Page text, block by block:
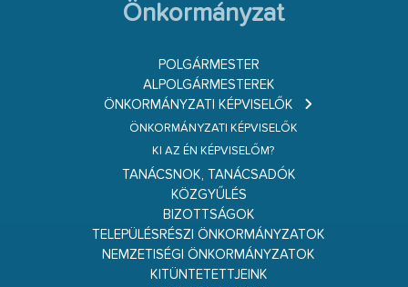
Önkormányzat
POLGÁRMESTER
ALPOLGÁRMESTEREK
ÖNKORMÁNYZATI KÉPVISELŐK
ÖNKORMÁNYZATI KÉPVISELŐK
KI AZ ÉN KÉPVISELŐM?
TANÁCSNOK, TANÁCSADÓK
KÖZGYŰLÉS
BIZOTTSÁGOK
TELEPÜLÉSRÉSZI ÖNKORMÁNYZATOK
NEMZETISÉGI ÖNKORMÁNYZATOK
KITÜNTETETTJEINK